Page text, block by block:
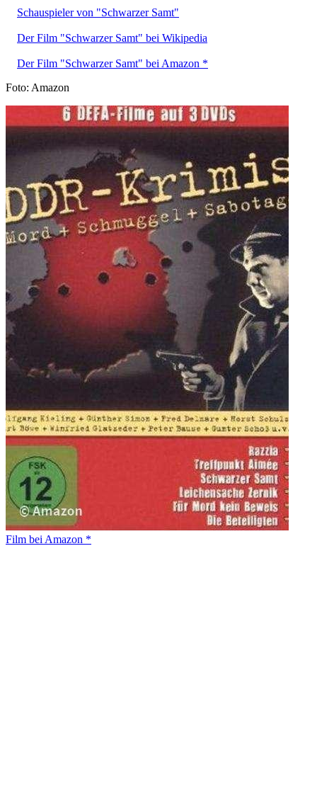
Schauspieler von "Schwarzer Samt"
Der Film "Schwarzer Samt" bei Wikipedia
Der Film "Schwarzer Samt" bei Amazon *
Foto: Amazon
Film bei Amazon *